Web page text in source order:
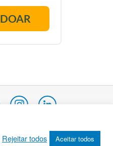
DOAR
Rejeitar todos Aceitar todos